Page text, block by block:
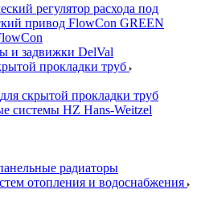
регулятор расхода под
привод FlowСon GREEN
и задвижки DelVal
прокладки труб
скрытой прокладки труб
системы HZ Hans-Weitzel
радиаторы
отопления и водоснабжения